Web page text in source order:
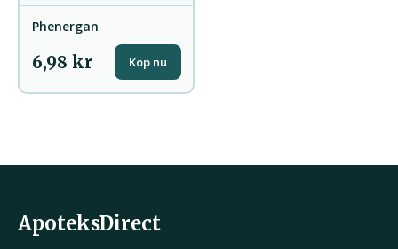
Phenergan
6,98 kr Köp nu
ApoteksDirect